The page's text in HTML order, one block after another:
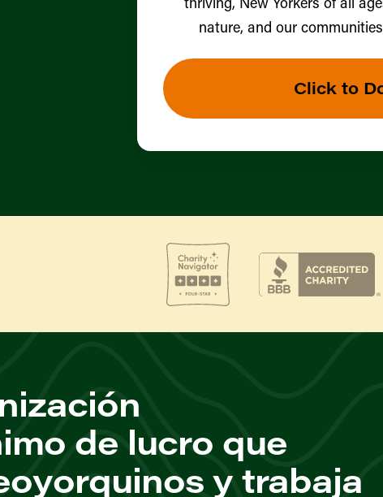
nature, and our
Click to
de lucro que
y trabaja